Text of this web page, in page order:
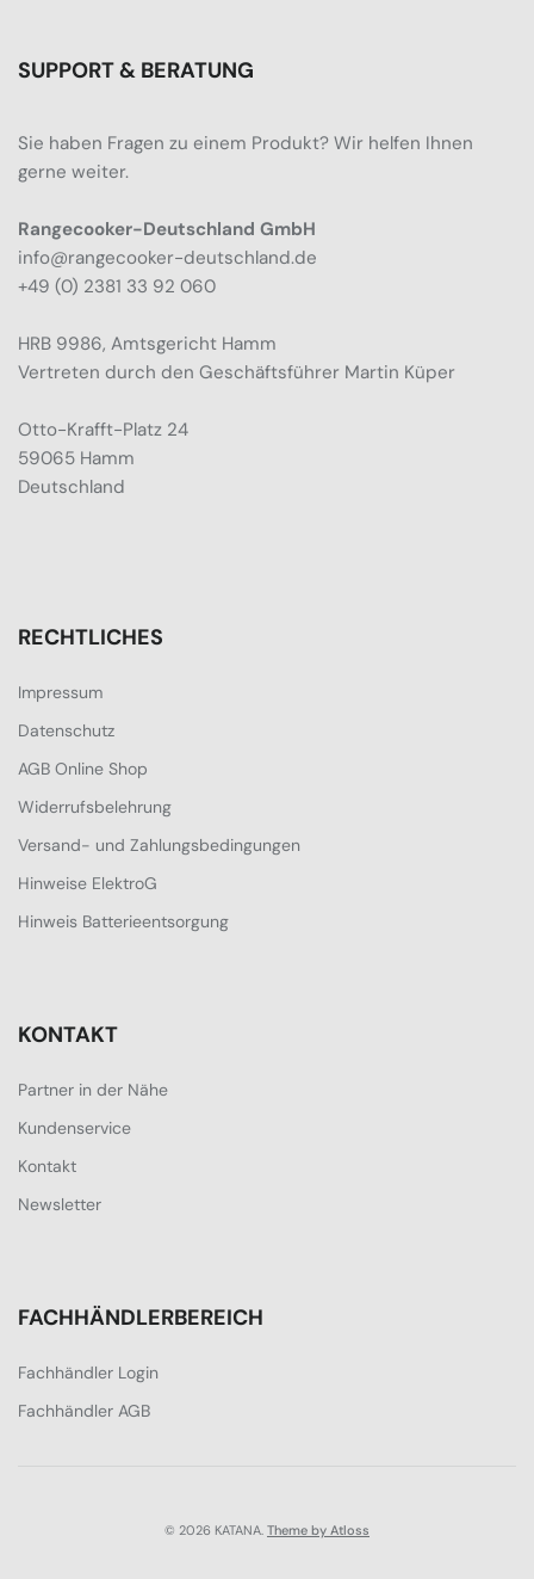
SUPPORT & BERATUNG
Sie haben Fragen zu einem Produkt? Wir helfen Ihnen
gerne weiter.
Rangecooker-Deutschland GmbH
info@rangecooker-deutschland.de
+49 (0) 2381 33 92 060
HRB 9986, Amtsgericht Hamm
Vertreten durch den Geschäftsführer Martin Küper
Otto-Krafft-Platz 24
59065 Hamm
Deutschland
RECHTLICHES
Impressum
Datenschutz
AGB Online Shop
Widerrufsbelehrung
Versand- und Zahlungsbedingungen
Hinweise ElektroG
Hinweis Batterieentsorgung
KONTAKT
Partner in der Nähe
Kundenservice
Kontakt
Newsletter
FACHHÄNDLERBEREICH
Fachhändler Login
Fachhändler AGB
© 2026 KATANA. Theme by Atloss